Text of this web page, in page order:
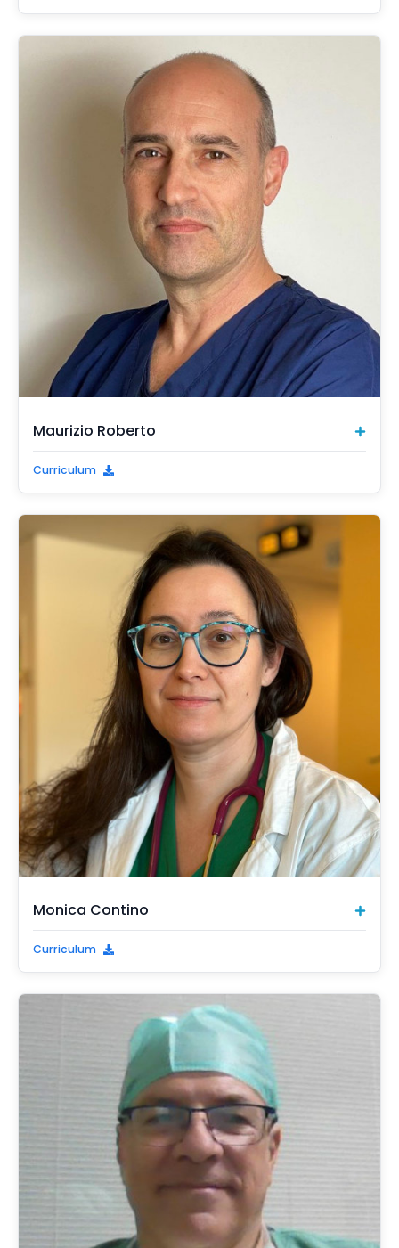
Maurizio Roberto
Curriculum
Monica Contino
Curriculum